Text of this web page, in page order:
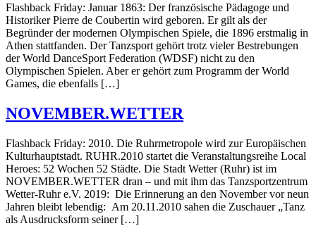
Flashback Friday: Januar 1863: Der französische Pädagoge und
Historiker Pierre de Coubertin wird geboren. Er gilt als der
Begründer der modernen Olympischen Spiele, die 1896 erstmalig in
Athen stattfanden. Der Tanzsport gehört trotz vieler Bestrebungen
der World DanceSport Federation (WDSF) nicht zu den
Olympischen Spielen. Aber er gehört zum Programm der World
Games, die ebenfalls […]
NOVEMBER.WETTER
Flashback Friday: 2010. Die Ruhrmetropole wird zur Europäischen
Kulturhauptstadt. RUHR.2010 startet die Veranstaltungsreihe Local
Heroes: 52 Wochen 52 Städte. Die Stadt Wetter (Ruhr) ist im
NOVEMBER.WETTER dran – und mit ihm das Tanzsportzentrum
Wetter-Ruhr e.V. 2019: Die Erinnerung an den November vor neun
Jahren bleibt lebendig: Am 20.11.2010 sahen die Zuschauer „Tanz
als Ausdrucksform seiner […]